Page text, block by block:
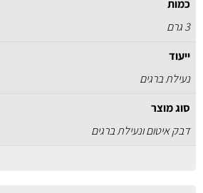
כמות
3 גרם
ייעוד
נעילת ברגים
סוג מוצר
דבק איטום ונעילת ברגים